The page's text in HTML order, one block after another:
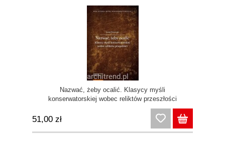
Nazwać, żeby ocalić. Klasycy myśli
konserwatorskiej wobec reliktów przeszłości
51,00 zł